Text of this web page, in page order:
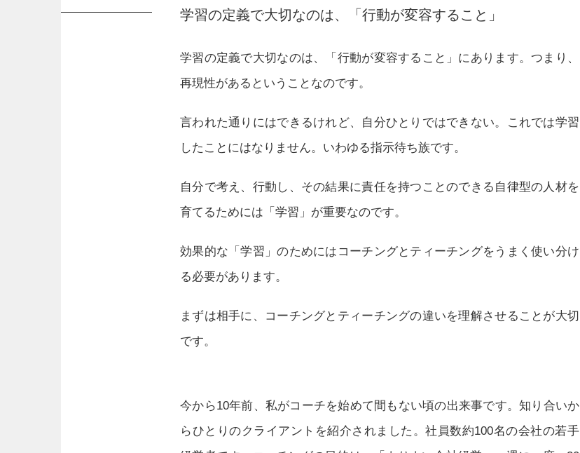
学習の定義で大切なのは、「行動が変容すること」
学習の定義で大切なのは、「行動が変容すること」にあります。つまり、
再現性があるということなのです。
言われた通りにはできるけれど、自分ひとりではできない。これでは学習
したことにはなりません。いわゆる指示待ち族です。
自分で考え、行動し、その結果に責任を持つことのできる自律型の人材を
育てるためには「学習」が重要なのです。
効果的な「学習」のためにはコーチングとティーチングをうまく使い分け
る必要があります。
まずは相手に、コーチングとティーチングの違いを理解させることが大切
です。
今から10年前、私がコーチを始めて間もない頃の出来事です。知り合いか
らひとりのクライアントを紹介されました。社員数約100名の会社の若手